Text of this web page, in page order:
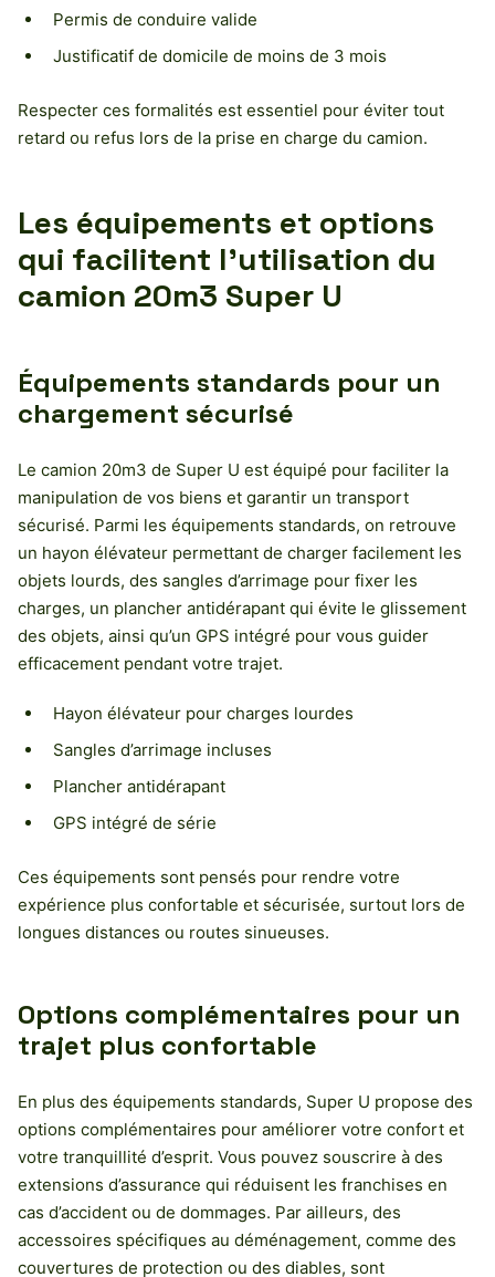
Permis de conduire valide
Justificatif de domicile de moins de 3 mois
Respecter ces formalités est essentiel pour éviter tout
retard ou refus lors de la prise en charge du camion.
Les équipements et options
qui facilitent l’utilisation du
camion 20m3 Super U
Équipements standards pour un
chargement sécurisé
Le camion 20m3 de Super U est équipé pour faciliter la
manipulation de vos biens et garantir un transport
sécurisé. Parmi les équipements standards, on retrouve
un hayon élévateur permettant de charger facilement les
objets lourds, des sangles d’arrimage pour fixer les
charges, un plancher antidérapant qui évite le glissement
des objets, ainsi qu’un GPS intégré pour vous guider
efficacement pendant votre trajet.
Hayon élévateur pour charges lourdes
Sangles d’arrimage incluses
Plancher antidérapant
GPS intégré de série
Ces équipements sont pensés pour rendre votre
expérience plus confortable et sécurisée, surtout lors de
longues distances ou routes sinueuses.
Options complémentaires pour un
trajet plus confortable
En plus des équipements standards, Super U propose des
options complémentaires pour améliorer votre confort et
votre tranquillité d’esprit. Vous pouvez souscrire à des
extensions d’assurance qui réduisent les franchises en
cas d’accident ou de dommages. Par ailleurs, des
accessoires spécifiques au déménagement, comme des
couvertures de protection ou des diables, sont